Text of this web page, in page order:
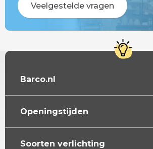
Veelgestelde vragen
Barco.nl
Openingstijden
Soorten verlichting